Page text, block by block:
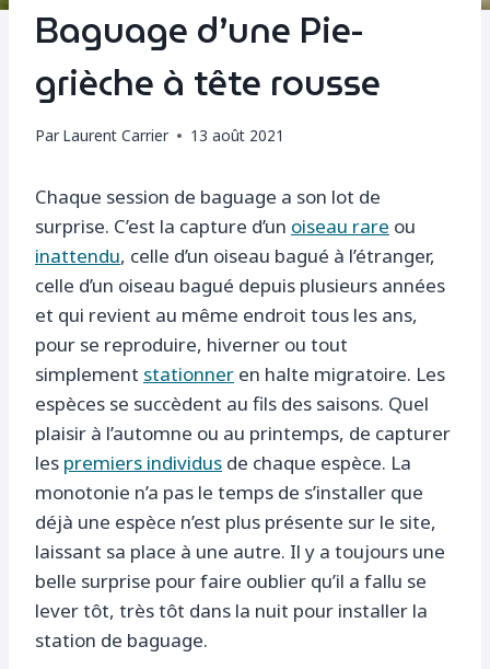
Baguage d’une Pie-
grièche à tête rousse
Par Laurent Carrier 13 août 2021
Chaque session de baguage a son lot de
surprise. C’est la capture d’un oiseau rare ou
inattendu, celle d’un oiseau bagué à l’étranger,
celle d’un oiseau bagué depuis plusieurs années
et qui revient au même endroit tous les ans,
pour se reproduire, hiverner ou tout
simplement stationner en halte migratoire. Les
espèces se succèdent au fils des saisons. Quel
plaisir à l’automne ou au printemps, de capturer
les premiers individus de chaque espèce. La
monotonie n’a pas le temps de s’installer que
déjà une espèce n’est plus présente sur le site,
laissant sa place à une autre. Il y a toujours une
belle surprise pour faire oublier qu’il a fallu se
lever tôt, très tôt dans la nuit pour installer la
station de baguage.